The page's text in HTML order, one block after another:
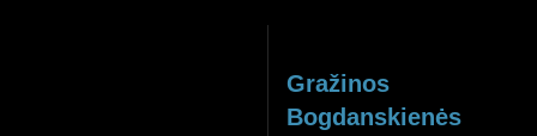
Gražinos
Bogdanskienės